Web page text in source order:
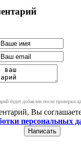
будет добавлен после проверки
Вы
персональных